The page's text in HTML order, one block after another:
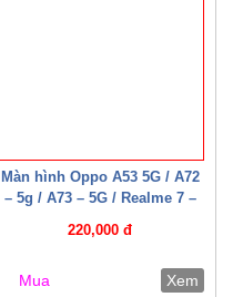
Màn hình Oppo A53 5G / A72
– 5g / A73 – 5G / Realme 7 –
Realme Q2 ( Cáp W HD+ )
220,000 đ
Mua Xem